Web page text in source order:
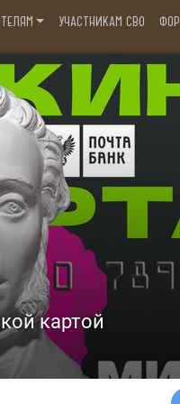
УЧАСТНИКАМ СВО
музей им. В.
И